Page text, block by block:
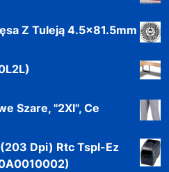
Z Tuleją 4.5x81.5mm
Szare, "2Xl", Ce
Dpi) Rtc Tspl-Ez